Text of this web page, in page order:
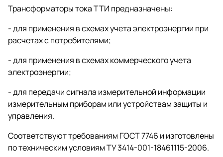
Трансформаторы тока ТТИ предназначены:
- для применения в схемах учета электроэнергии при
расчетах с потребителями;
- для применения в схемах коммерческого учета
электроэнергии;
- для передачи сигнала измерительной информации
измерительным приборам или устройствам защиты и
управления.
Соответствуют требованиям ГОСТ 7746 и изготовлены
по техническим условиям ТУ 3414-001-18461115-2006.